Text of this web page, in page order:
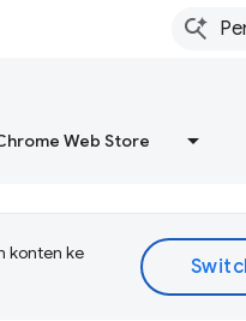
Web Store
konten ke